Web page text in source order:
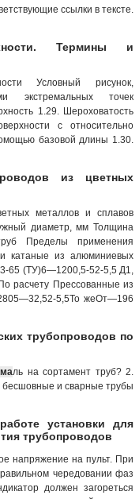
ссылки в тексте.
Термины и
Условный рисунок,
экстремальных точек
1.29. Шероховатость
с относительно
базовой длины 1.30.
из цветных
металлов и сплавов
диаметр, мм Толщина
Пределы применения
катаные из алюминиевых
65 (ТУ)6—1200,5-52-5,5 Д1,
Прессованные из
5,5То жеОт—196
трубопроводов по
ль на сортамент труб? 2.
бесшовные и сварные трубы
установки для
трубопроводов
напряжение на пульт. При
чередовании фаз
должен загореться